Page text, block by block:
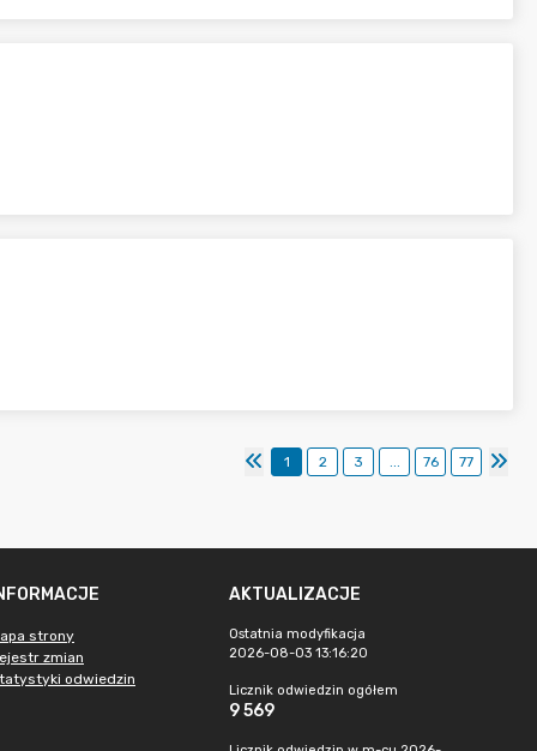
1 2 3 ... 76 77
strony
zmian
odwiedzin
AKTUALIZACJE
Ostatnia modyfikacja
2026-08-03 13:16:20
Licznik odwiedzin ogółem
9 569